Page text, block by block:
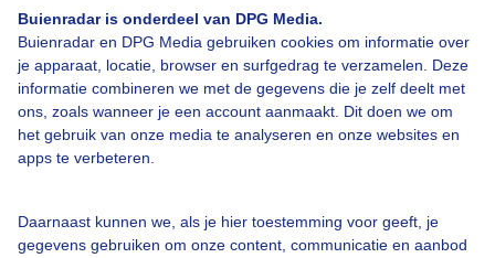
Buienradar is onderdeel van DPG Media.
Buienradar en DPG Media gebruiken cookies om informatie over
je apparaat, locatie, browser en surfgedrag te verzamelen. Deze
informatie combineren we met de gegevens die je zelf deelt met
ons, zoals wanneer je een account aanmaakt. Dit doen we om
het gebruik van onze media te analyseren en onze websites en
apps te verbeteren.
Daarnaast kunnen we, als je hier toestemming voor geeft, je
gegevens gebruiken om onze content, communicatie en aanbod
Herfst Zonsondergang